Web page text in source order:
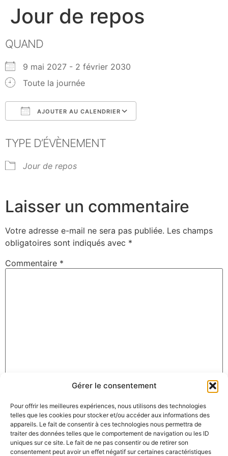
Gérer le consentement
Pour offrir les meilleures expériences, nous utilisons des technologies
telles que les cookies pour stocker et/ou accéder aux informations des
appareils. Le fait de consentir à ces technologies nous permettra de
traiter des données telles que le comportement de navigation ou les ID
uniques sur ce site. Le fait de ne pas consentir ou de retirer son
consentement peut avoir un effet négatif sur certaines caractéristiques
Jour de repos
QUAND
9 mai 2027 - 2 février 2030
Toute la journée
AJOUTER AU CALENDRIER
TYPE D’ÉVÈNEMENT
Jour de repos
Laisser un commentaire
Votre adresse e-mail ne sera pas publiée. Les champs
obligatoires sont indiqués avec *
Commentaire *
E-mail*